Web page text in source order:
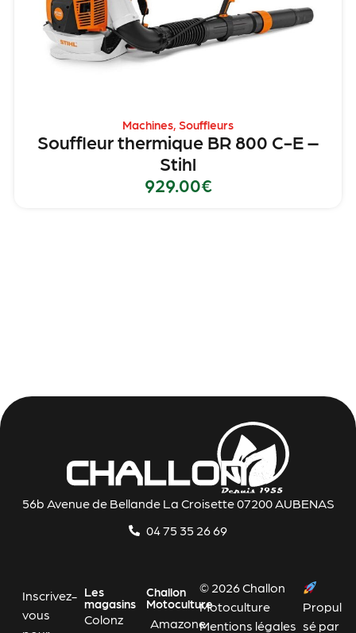
Machines, Souffleurs
Souffleur thermique BR 800 C-E –
Stihl
929.00€
56b Avenue de Bellande La Croisette 07200 AUBENAS
04 75 35 26 69
Inscrivez-
vous
Les
magasins
Colonz
Challon
Motoculture
Amazone
© 2026 Challon
Motoculture
Mentions légales
Propul
sé par